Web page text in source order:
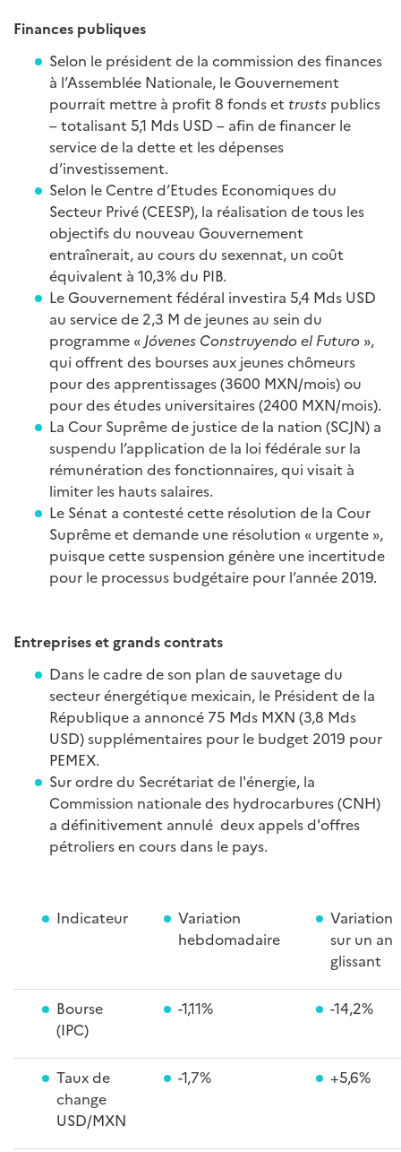
Finances publiques
Selon le président de la commission des finances
à l’Assemblée Nationale, le Gouvernement
pourrait mettre à profit 8 fonds et trusts publics
– totalisant 5,1 Mds USD – afin de financer le
service de la dette et les dépenses
d’investissement.
Selon le Centre d’Etudes Economiques du
Secteur Privé (CEESP), la réalisation de tous les
objectifs du nouveau Gouvernement
entraînerait, au cours du sexennat, un coût
équivalent à 10,3% du PIB.
Le Gouvernement fédéral investira 5,4 Mds USD
au service de 2,3 M de jeunes au sein du
programme « Jóvenes Construyendo el Futuro »,
qui offrent des bourses aux jeunes chômeurs
pour des apprentissages (3600 MXN/mois) ou
pour des études universitaires (2400 MXN/mois).
La Cour Suprême de justice de la nation (SCJN) a
suspendu l’application de la loi fédérale sur la
rémunération des fonctionnaires, qui visait à
limiter les hauts salaires.
Le Sénat a contesté cette résolution de la Cour
Suprême et demande une résolution « urgente »,
puisque cette suspension génère une incertitude
pour le processus budgétaire pour l’année 2019.
Entreprises et grands contrats
Dans le cadre de son plan de sauvetage du
secteur énergétique mexicain, le Président de la
République a annoncé 75 Mds MXN (3,8 Mds
USD) supplémentaires pour le budget 2019 pour
PEMEX.
Sur ordre du Secrétariat de l'énergie, la
Commission nationale des hydrocarbures (CNH)
a définitivement annulé deux appels d'offres
pétroliers en cours dans le pays.
Indicateur
Variation
hebdomadaire
Variation
sur un an
glissant
Bourse
(IPC)
-1,11% -14,2%
Taux de
change
USD/MXN
-1,7% +5,6%